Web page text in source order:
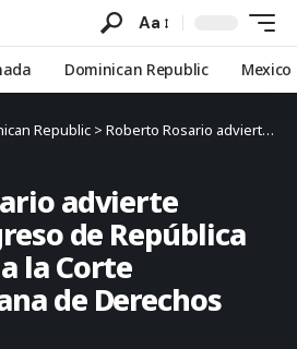
Aa
Dominican Republic Mexico
Republic > Roberto Rosario advierte contra el ingreso de República Dominicana a la Corte Interamericana de Derechos Humanos
advierte
de República
la Corte
de Derechos